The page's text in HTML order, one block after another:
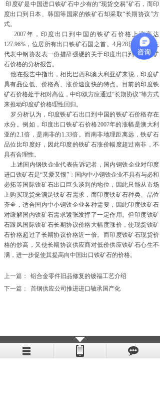
印度矿是中国进口铁矿石中少有的“现货交易”矿石，而印
度出口到日本、韩国等国家的铁矿石却采取“长期协议”方
式。
2007年，印度出口到中国的铁矿石价格上涨高达
127.96%，位居所有出口铁矿石国之首。4月28日，罗冰生
代表中钢协发表一份措辞强硬的关于印度出口到中国铁矿
石价格的分析报告。
他在报告中指出，相比巴西和澳大利亚矿来说，印度矿
具有品位低、价格高、涨价速度快的特点。目前的印度铁
矿石价格处于相对高位，中印双方应通过“长期协议”等方式
来推动印度矿价格理性回归。
罗分析认为，印度铁矿石出口到中国的铁矿石价格存在
水分。例如，印度出口铁矿石价格2007年的涨幅是澳大利
亚的2.1倍，是南非的1.33倍。而南非地理距离远，铁矿石
品位比印度好，因此印度的铁矿石涨价幅度超过南非，不
具有合理性。
上述国内钢铁企业代表告诉记者，国内钢铁企业对印度
进口铁矿石是“又爱又恨”：国内中小钢铁企业不具有与必和
必拓等国际铁矿石出口巨头谈判的地位，因此只能从市场
上购买现货来满足铁矿石需求，而印度铁矿石种类、品位
齐全，适合国内中小钢铁企业各种需要，因此印度铁矿石
对缓解国内铁矿石需求紧张发挥了一定作用。但印度铁矿
石跟风国际铁矿石长期协议价格大幅度涨价，使现货铁矿
石价格超过了长期协议价格近一倍。而印度铁矿石现货价
格的炒高，又使长期协议供应商对低价供应铁矿石心生不
满，进一步促使其提高向中国出口铁矿石的价格。
上一篇：
铝合金零件旧品修复的镀福工艺介绍
下一篇：
首钢供应公司推进进口轴承国产化